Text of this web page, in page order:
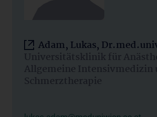
Adam, Lukas,
Universitätsklinik für
Allgemeine Intensivmedizin
Schmerztherapie